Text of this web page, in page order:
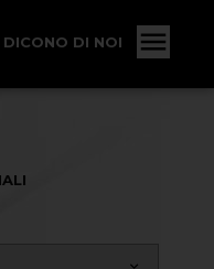
DICONO DI NOI